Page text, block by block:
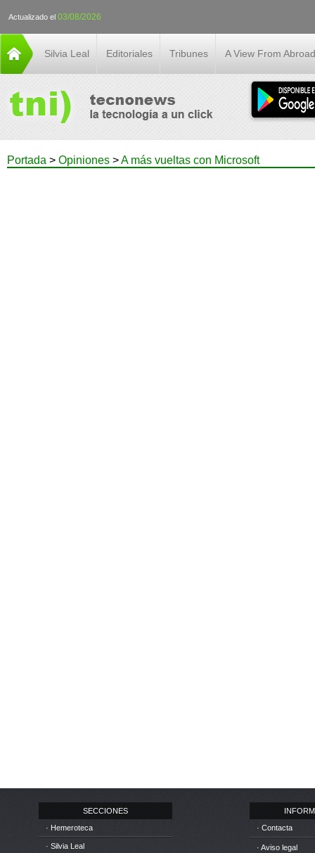
Actualizado el 03/08/2026
Silvia Leal Editoriales Tribunes A View From Abroad
Portada > Opiniones >A más vueltas con Microsoft
SECCIONES
· Hemeroteca
· Silvia Leal
· Contacta
· Aviso legal